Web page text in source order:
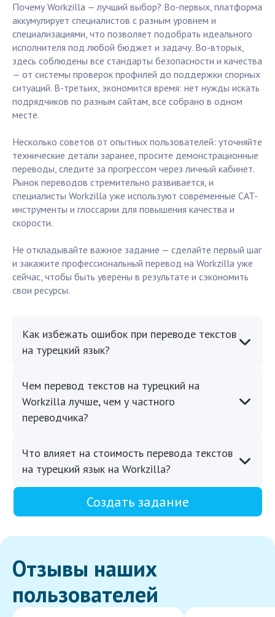
Почему Workzilla — лучший выбор? Во-первых, платформа
аккумулирует специалистов с разным уровнем и
специализациями, что позволяет подобрать идеального
исполнителя под любой бюджет и задачу. Во-вторых,
здесь соблюдены все стандарты безопасности и качества
— от системы проверок профилей до поддержки спорных
ситуаций. В-третьих, экономится время: нет нужды искать
подрядчиков по разным сайтам, все собрано в одном
месте.
Несколько советов от опытных пользователей: уточняйте
технические детали заранее, просите демонстрационные
переводы, следите за прогрессом через личный кабинет.
Рынок переводов стремительно развивается, и
специалисты Workzilla уже используют современные CAT-
инструменты и глоссарии для повышения качества и
скорости.
Не откладывайте важное задание — сделайте первый шаг
и закажите профессиональный перевод на Workzilla уже
сейчас, чтобы быть уверены в результате и сэкономить
свои ресурсы.
Как избежать ошибок при переводе текстов
на турецкий язык?
Чем перевод текстов на турецкий на
Workzilla лучше, чем у частного
переводчика?
Что влияет на стоимость перевода текстов
на турецкий язык на Workzilla?
Создать задание
Отзывы наших
пользователей